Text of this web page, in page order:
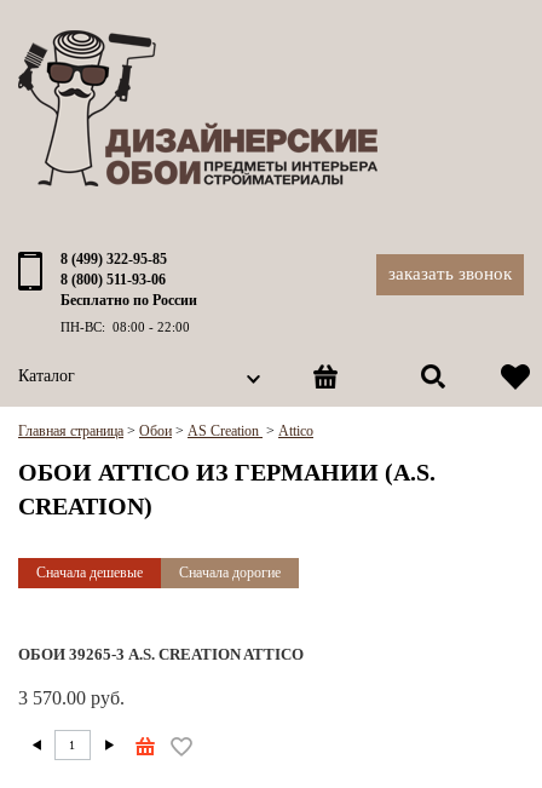
8 (499) 322-95-85
8 (800) 511-93-06
Бесплатно по России
ПН-ВС: 08:00 - 22:00
заказать звонок
Каталог
Главная страница > Обои > AS Creation > Attico
ОБОИ ATTICO ИЗ ГЕРМАНИИ (A.S.
CREATION)
Сначала дешевые Сначала дорогие
ОБОИ 39265-3 A.S. CREATION ATTICO
3 570.00 руб.